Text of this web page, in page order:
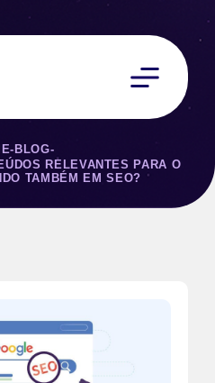
- BLOG-
RELEVANTES PARA O
TAMBÉM EM SEO?